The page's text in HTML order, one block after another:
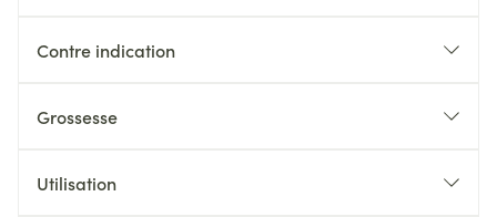
Contre indication
Grossesse
Utilisation